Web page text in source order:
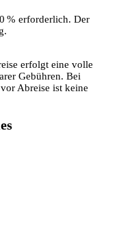
% erforderlich. Der
erfolgt eine volle
Gebühren. Bei
Abreise ist keine